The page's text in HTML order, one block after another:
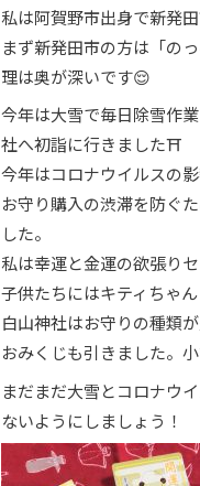
私は阿賀野市出身で新発
まず新発田市の方は「の
理は奥が深いです😌
今年は大雪で毎日除雪作
社へ初詣に行きました⛩
今年はコロナウイルスの
お守り購入の渋滞を防ぐ
した。
私は幸運と金運の欲張り
子供たちにはキティちゃ
白山神社はお守りの種類
おみくじも引きました。
まだまだ大雪とコロナウ
ないようにしましょう！